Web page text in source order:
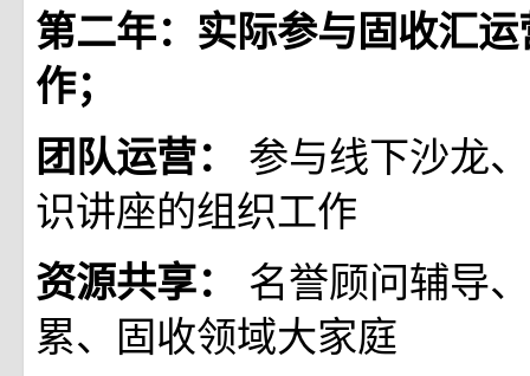
第二年：实际参与固收汇
作；
团队运营： 参与线下沙龙
识讲座的组织工作
资源共享： 名誉顾问辅导
累、固收领域大家庭